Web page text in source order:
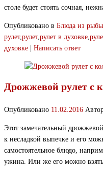
столе будет стоять сочная,
Опубликовано в Блюда из рыбы
рулет, рулет, рулет в духовке
духовке
Написать ответ
Дрожжевой рулет с
Опубликовано 11.02.2016
Этот замечательный
к несладкой выпечке и его
самостоятельное блюдо,
ужина. Или же его можно